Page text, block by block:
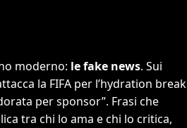
moderno: le fake news. Sui
la FIFA per l’hydration break
per sponsor”. Frasi che
tra chi lo ama e chi lo critica,